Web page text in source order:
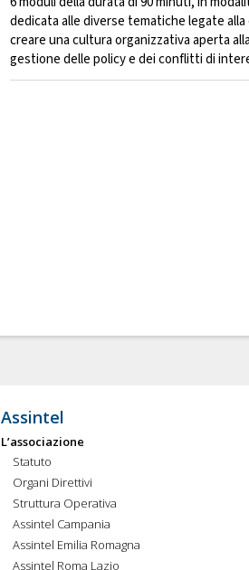
dedicata alle diverse tematiche legate
creare una cultura organizzativa aperta
gestione delle policy e dei conflitti di
Assintel
L’associazione
Statuto
Organi Direttivi
Struttura Operativa
Assintel Campania
Assintel Emilia Romagna
Assintel Roma Lazio